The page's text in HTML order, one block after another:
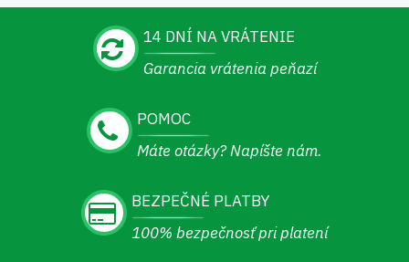
14 DNÍ NA VRÁTENIE
Garancia vrátenia peňazí
POMOC
Máte otázky? Napíšte nám.
BEZPEČNÉ PLATBY
100% bezpečnosť pri platení